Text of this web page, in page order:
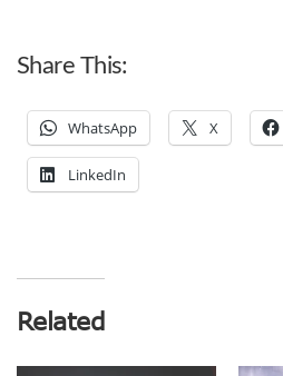
Share This:
WhatsApp X
LinkedIn
Related